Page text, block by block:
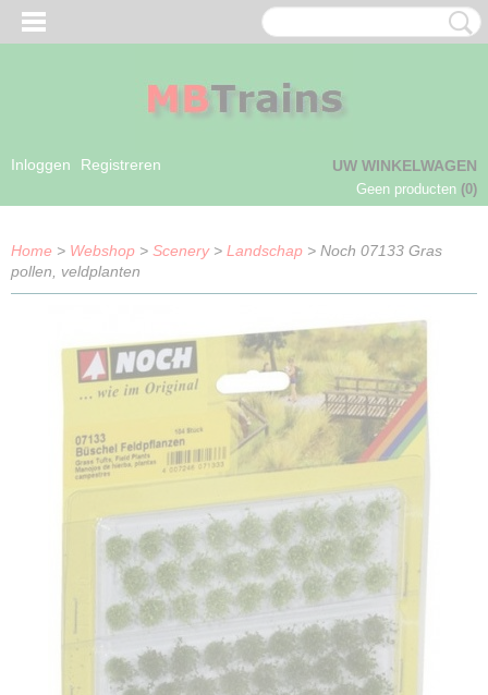
Inloggen Registreren UW WINKELWAGEN
Geen producten (0)
Home > Webshop > Scenery> Landschap > Noch 07133 Gras
pollen, veldplanten